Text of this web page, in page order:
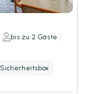
bis zu 2 Gäste
Sicherheitsbox